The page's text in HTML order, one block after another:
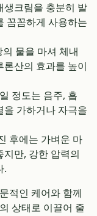
생크림을 충분히 발
꼼꼼하게 사용하는
물을 마셔 체내
산의 효과를 높이
정도는 음주, 흡
을 가하거나 자극을
후에는 가벼운 마
만, 강한 압력의
.
적인 케어와 함께
상태로 이끌어 줄